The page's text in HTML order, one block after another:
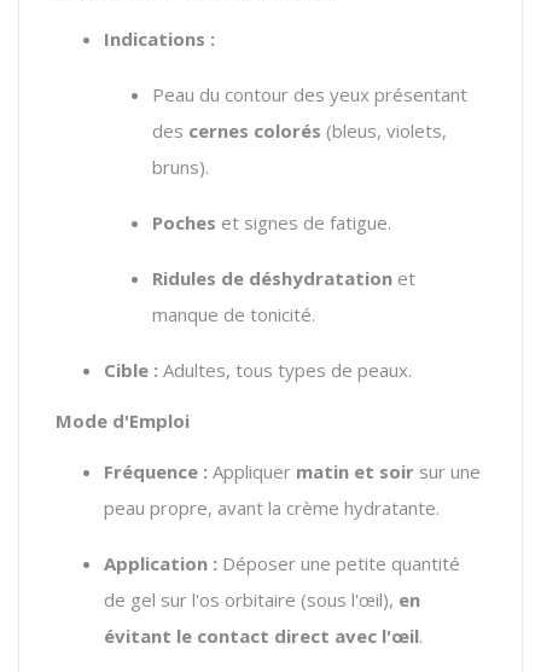
Indications :
Peau du contour des yeux présentant
des cernes colorés (bleus, violets,
bruns).
Poches et signes de fatigue.
Ridules de déshydratation et
manque de tonicité.
Cible : Adultes, tous types de peaux.
Mode d'Emploi
Fréquence : Appliquer matin et soir sur une
peau propre, avant la crème hydratante.
Application : Déposer une petite quantité
de gel sur l'os orbitaire (sous l'œil), en
évitant le contact direct avec l'œil.